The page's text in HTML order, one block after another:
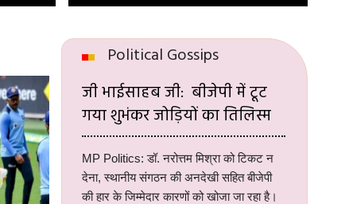
Political Gossips
जी भाईसाहब जी: बीजेपी में टूट
गया शुभंकर जोड़ियों का तिलिस्म
MP Politics: डॉ. नरोत्तम मिश्रा को टिकट न
देना, स्थानीय संगठन की अनदेखी सहित बीजेपी
की हार के जिम्मेदार कारणों को खोजा जा रहा है।